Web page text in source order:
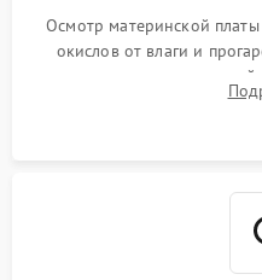
Осмотр материнской
окислов от влаги и
дежурных
мультиконтроллера,